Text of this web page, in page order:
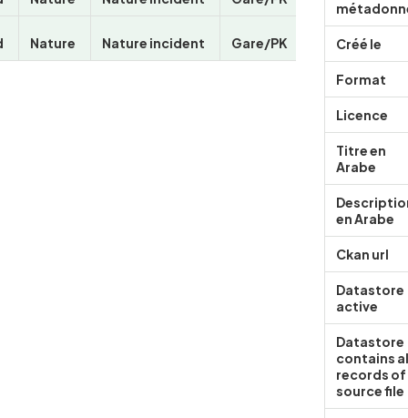
Créé le
Format
Licence
Titre en
Arabe
en Arabe
Ckan url
Datastore
active
Datastore
contains
records of
source file